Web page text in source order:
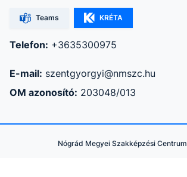
Teams KRÉTA
Telefon: +3635300975
E-mail: szentgyorgyi@nmszc.hu
OM azonosító: 203048/013
Nógrád Megyei Szakképzési Centrum